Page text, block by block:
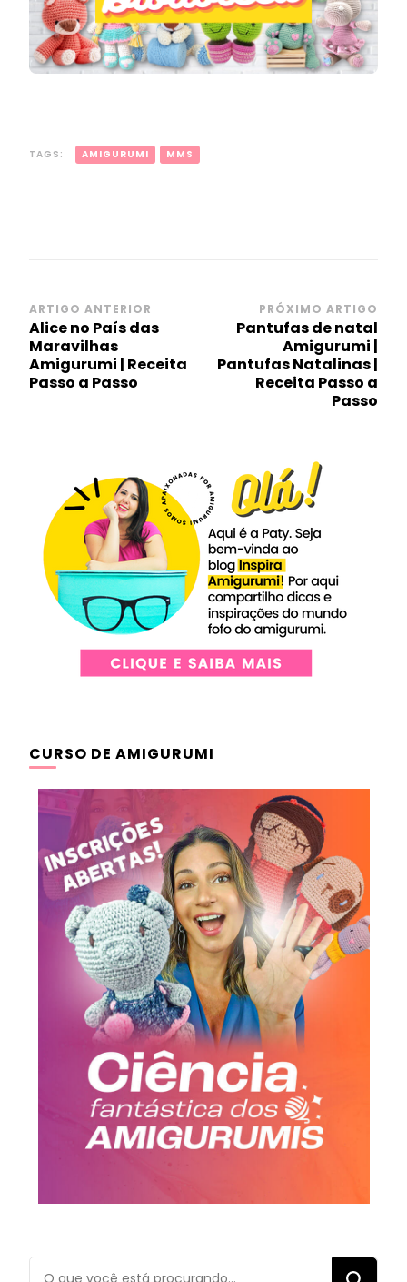
TAGS: AMIGURUMI MMS
Navegação
de
post
ARTIGO ANTERIOR
Alice no País das
Maravilhas
Amigurumi | Receita
Passo a Passo
PRÓXIMO ARTIGO
Pantufas de natal
Amigurumi |
Pantufas Natalinas |
Receita Passo a
Passo
CURSO DE AMIGURUMI
Procurando